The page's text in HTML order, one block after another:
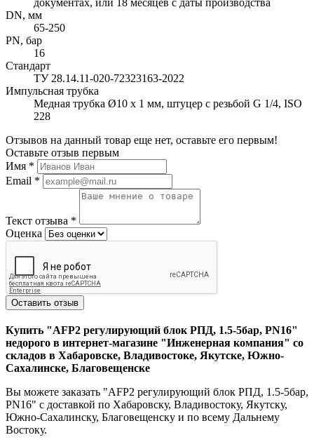
документах, или 18 месяцев с даты производства
DN, мм
65-250
PN, бар
16
Стандарт
ТУ 28.14.11-020-72323163-2022
Импульсная трубка
Медная трубка Ø10 x 1 мм, штуцер с резьбой G 1/4, ISO
228
Отзывов на данный товар еще нет, оставьте его первым!
Оставьте отзыв первым
Имя *
Email *
Текст отзыва *
Оценка
Оставить отзыв
Купить "AFP2 регулирующий блок РПД, 1.5-5бар, PN16"
недорого в интернет-магазине "Инженерная компания" со
складов в Хабаровске, Владивостоке, Якутске, Южно-
Сахалинске, Благовещенске
Вы можете заказать "AFP2 регулирующий блок РПД, 1.5-5бар,
PN16" с доставкой по Хабаровску, Владивостоку, Якутску,
Южно-Сахалинску, Благовещенску и по всему Дальнему
Востоку.